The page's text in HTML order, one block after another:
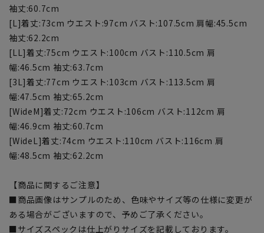
袖丈:60.7cm
[L]着丈:73cm ウエスト:97cm バスト:107.5cm 肩幅:45.5cm
袖丈:62.2cm
[LL]着丈:75cm ウエスト:100cm バスト:110.5cm 肩
幅:46.5cm 袖丈:63.7cm
[3L]着丈:77cm ウエスト:103cm バスト:113.5cm 肩
幅:47.5cm 袖丈:65.2cm
[WideM]着丈:72cm ウエスト:106cm バスト:112cm 肩
幅:46.9cm 袖丈:60.7cm
[WideL]着丈:74cm ウエスト:110cm バスト:116cm 肩
幅:48.5cm 袖丈:62.2cm
【商品に関するご注意】
■商品画像はサンプルのため、色味やサイズ等の仕様に変更が
ある場合がございますので、予めご了承ください。
■サイズスペックは仕上がりサイズを記載しております。